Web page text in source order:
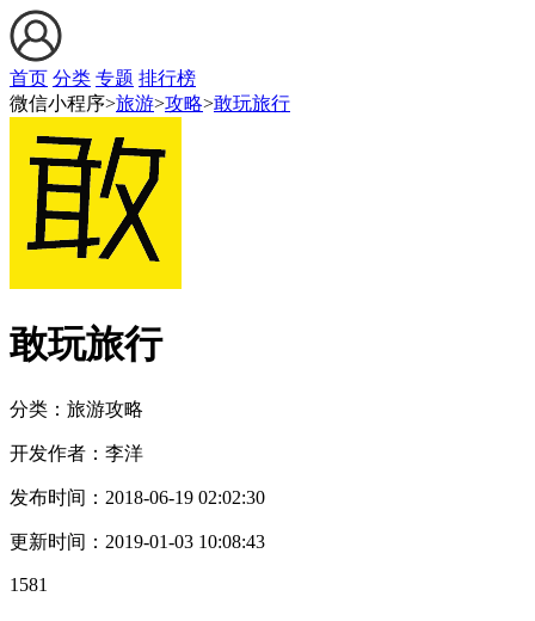
首页 分类 专题 排行榜
微信小程序>旅游>攻略>敢玩旅行
敢玩旅行
分类：旅游攻略
开发作者： 李洋
发布时间： 2018-06-19 02:02:30
更新时间： 2019-01-03 10:08:43
1581